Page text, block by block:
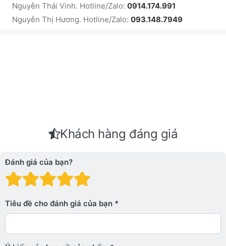
Nguyễn Thái Vinh. Hotline/Zalo: 0914.174.991
Nguyễn Thị Hương. Hotline/Zalo: 093.148.7949
Khách hàng đáng giá
Đánh giá của bạn?
Đánh giá: 4 trên 5
Đánh giá: 3 trên 5 sao.
Đánh giá: 2 trên 5 sao.
Đánh giá: 1 trên 5 sao. Xấu
Tiêu đề cho đánh giá của bạn